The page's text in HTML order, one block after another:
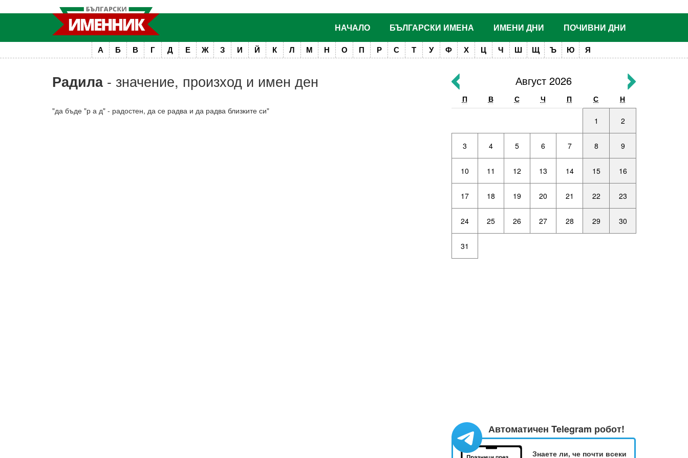
НАЧАЛО БЪЛГАРСКИ ИМЕНА ИМЕНИ ДНИ ПОЧИВНИ ДНИ
А Б В Г Д Е Ж З И Й К Л М Н О П Р С Т У Ф Х Ц Ч Ш Щ Ъ Ю Я
Радила- значение, произход и имен ден
"да бъде "р а д" - радостен, да се радва и да радва близките си"
Август 2026
П В С Ч П С Н
1 2
3 4 5 6 7 8 9
10 11 12 13 14 15 16
17 18 19 20 21 22 23
24 25 26 27 28 29 30
31
Автоматичен Telegram робот!
Знаете ли, че почти всеки